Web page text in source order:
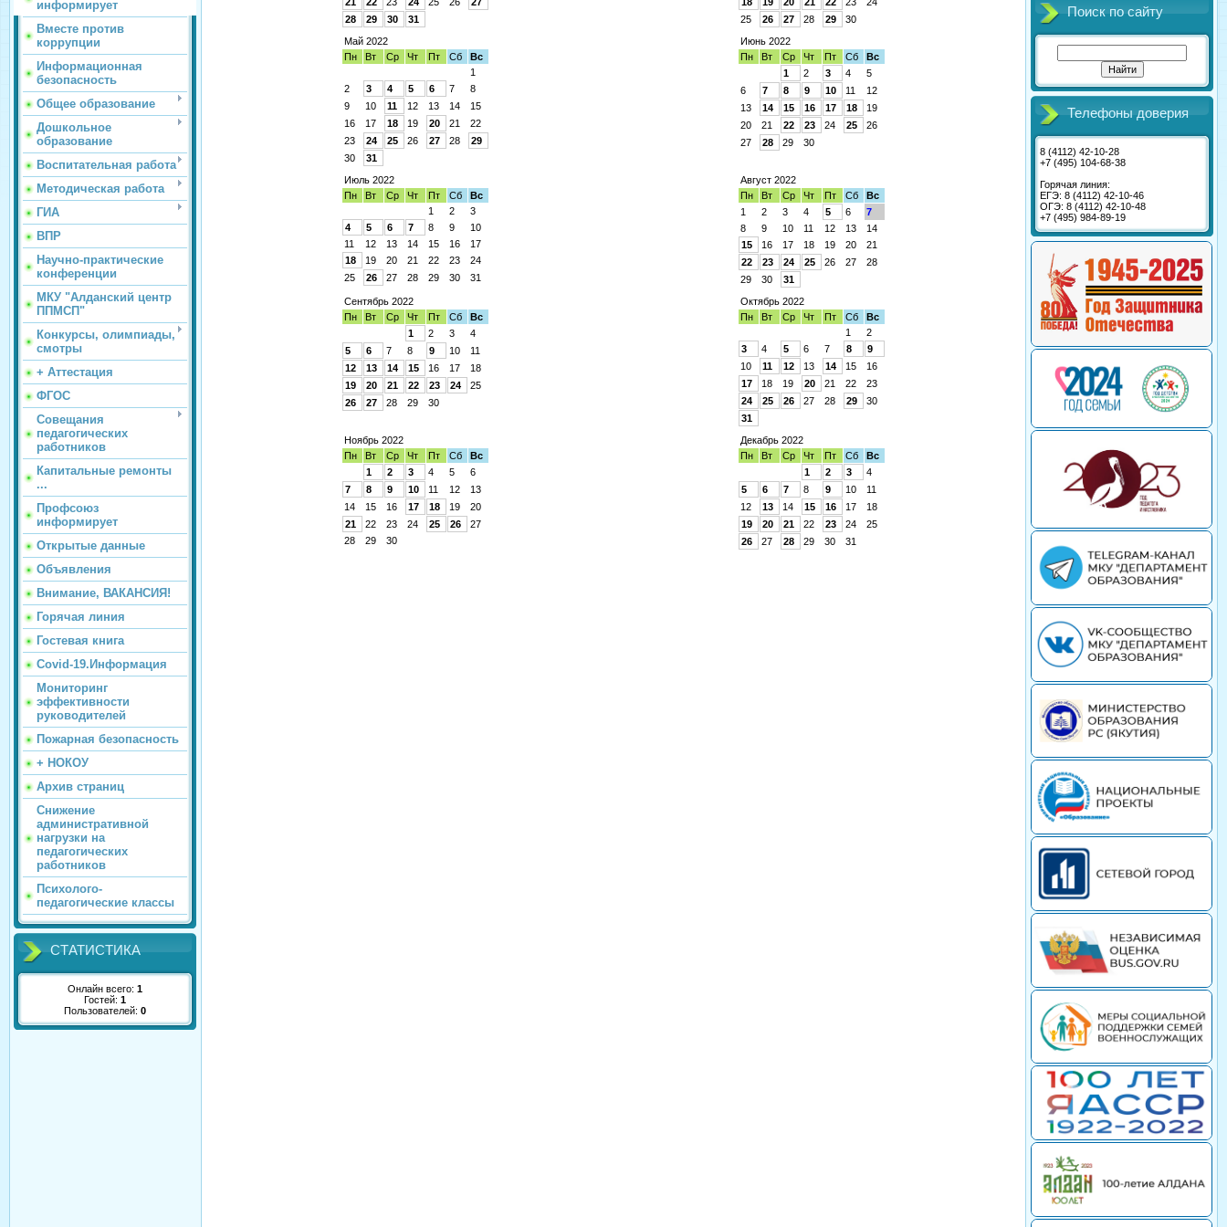
информирует
Вместе против
коррупции
Информационная
безопасность
Общее образование
Дошкольное
образование
Воспитательная работа
Методическая работа
ГИА
ВПР
Научно-практические
конференции
МКУ "Алданский центр
ППМСП"
Конкурсы, олимпиады,
смотры
+ Аттестация
ФГОС
Совещания
педагогических
работников
Капитальные ремонты
...
Профсоюз
информирует
Открытые данные
Объявления
Внимание, ВАКАНСИЯ!
Горячая линия
Гостевая книга
Covid-19.Информация
Мониторинг
эффективности
руководителей
Пожарная безопасность
+ НОКОУ
Архив страниц
Снижение
административной
нагрузки на
педагогических
работников
Психолого-
педагогические классы
СТАТИСТИКА
Онлайн всего: 1
Гостей: 1
Пользователей: 0
28
29 30 31
25
26 27 28 29
30
Май 2022
Пн
Вт Ср Чт Пт Сб
Вс
1
2
3 4 5 6 7
8
9
10 11 12 13 14
15
16
17 18 19 20 21
22
23
24 25 26 27 28
29
30
31
Июнь 2022
Пн
Вт Ср Чт Пт Сб
Вс
1
2 3 4
5
6
7 8 9 10 11
12
13
14 15 16 17 18
19
20
21 22 23 24 25
26
27
28 29 30
Июль 2022
Пн
Вт Ср Чт Пт Сб
Вс
1
2
3
4
5 6 7 8 9
10
11
12 13 14 15 16
17
18
19 20 21 22 23
24
25
26 27 28 29 30 31
Август 2022
Пн
Вт Ср Чт Пт Сб
Вс
1
2 3 4 5 6
7
8
9 10 11 12 13
14
15
16 17 18 19 20
21
22
23 24 25 26 27
28
29
30
31
Сентябрь 2022
Пн
Вт Ср Чт Пт Сб
Вс
1
2 3
4
5
6 7 8 9 10
11
12
13 14 15 16 17
18
19
20 21 22 23 24
25
26
27 28 29 30
Октябрь 2022
Пн
Вт Ср Чт Пт Сб
Вс
1
2
3
4 5 6 7 8
9
10
11 12 13 14 15
16
17
18 19 20 21 22
23
24
25 26 27 28 29
30
31
Ноябрь 2022
Пн
Вт Ср Чт Пт Сб
Вс
1
2 3 4 5
6
7
8 9 10 11 12
13
14
15 16 17 18 19
20
21
22 23 24 25 26
27
28
29 30
Декабрь 2022
Пн
Вт Ср Чт Пт Сб
Вс
1
2 3
4
5
6 7 8 9 10
11
12
13 14 15 16 17
18
19
20 21 22 23 24
25
26
27 28 29 30 31
Поиск по сайту
Телефоны доверия
8 (4112) 42-10-28
+7 (495) 104-68-38
Горячая линия:
ЕГЭ: 8 (4112) 42-10-46
ОГЭ: 8 (4112) 42-10-48
+7 (495) 984-89-19